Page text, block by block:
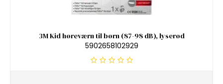
3M Kid høreværn til børn (87-98 dB), lyserød
5902658102929